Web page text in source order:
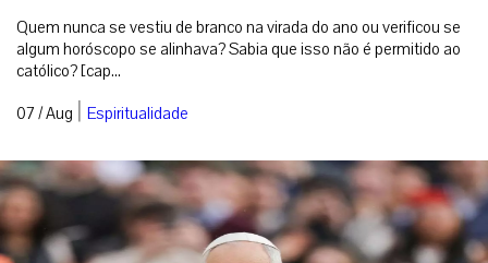
Quem nunca se vestiu de branco na virada do ano ou verificou se
algum horóscopo se alinhava? Sabia que isso não é permitido ao
católico? [cap...
07 / Aug | Espiritualidade